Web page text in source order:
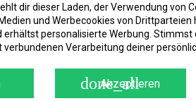
dir dieser Laden, der Verwendung von
und Werbecookies von
erhältst personalisierte Werbung. Stimmst
verbundenen Verarbeitung deiner
done_all
Akzeptieren